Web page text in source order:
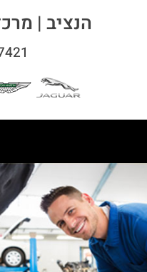
הנציב |